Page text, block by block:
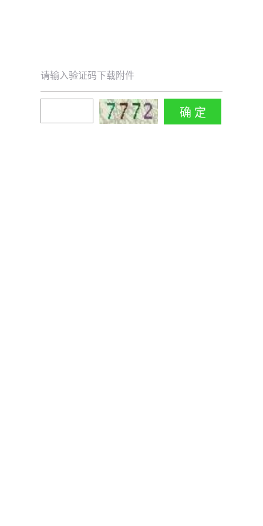
请输入验证码下载附件